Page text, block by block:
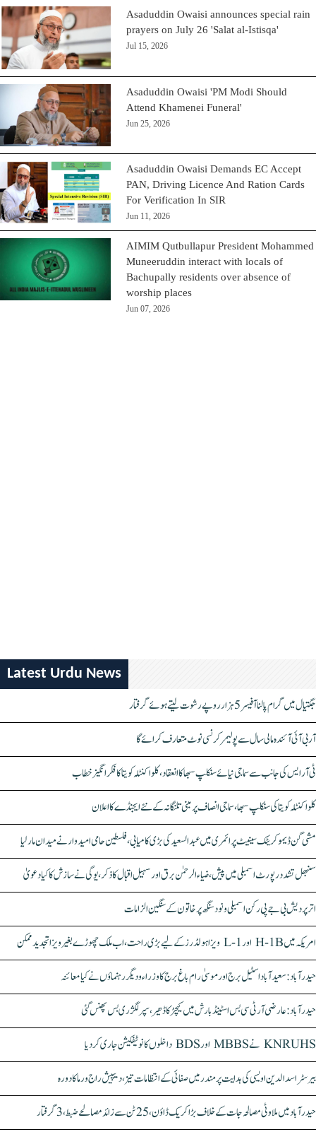
Asaduddin Owaisi announces special rain
prayers on July 26 'Salat al-Istisqa'
Jul 15, 2026
Asaduddin Owaisi 'PM Modi Should
Attend Khamenei Funeral'
Jun 25, 2026
Asaduddin Owaisi Demands EC Accept
PAN, Driving Licence And Ration Cards
For Verification In SIR
Jun 11, 2026
AIMIM Qutbullapur President Mohammed
Muneeruddin interact with locals of
Bachupally residents over absence of
worship places
Jun 07, 2026
Latest Urdu News
جگتیال میں گرام پالنا آفیسر 5 ہزار روپے رشوت لیتے ہوئے گرفتار
آر بی آئی آئندہ مالی سال سے پولیمر کرنسی نوٹ متعارف کرائے گا
ٹی آر ایس کی جانب سے سماجی نیائے سنکلپ سبھا کا انعقاد، کلواکنٹلہ کویتا کا فکر انگیز خطاب
کلواکنٹلہ کویتا کی سنکلپ سبھا، سماجی انصاف پر مبنی تلنگانہ کے نئے ایجنڈے کا اعلان
مشی گن ڈیموکریٹک سینیٹ پرائمری میں عبدالسعید کی بڑی کامیابی، فلسطین حامی امیدوار نے میدان مار لیا
سنبھل تشدد رپورٹ اسمبلی میں پیش، ضیاء الرحمٰن برق اور سہیل اقبال کا ذکر، یوگی نے سازش کا کیا دعویٰ
اتر پردیش بی جے پی رکن اسمبلی ونود سنگھ پر خاتون کے سنگین الزامات
امریکہ میں H-1B اور L-1 ویزا ہولڈرز کے لیے بڑی راحت، اب ملک چھوڑے بغیر ویزا تجدید ممکن
حیدرآباد: سعیدآباد اسٹیل برج اور موسیٰ رام باغ برج کا وزراء و دیگر رہنماؤں نے کیا معائنہ
حیدرآباد: عارضی آر ٹی سی بس اسٹینڈ بارش میں کیچڑ کا ڈھیر، سپر لگژری بس پھنس گئی
KNRUHS نے MBBS اور BDS داخلوں کا نوٹیفکیشن جاری کر دیا
بیرسٹر اسدالدین اویسی کی ہدایت پر مندر میں صفائی کے انتظامات تیز، دیپیش راج ورما کا دورہ
حیدرآباد میں ملاوٹی مصالحہ جات کے خلاف بڑا کریک ڈاؤن، 25 ٹن سے زائد مصالحے ضبط، 3 گرفتار